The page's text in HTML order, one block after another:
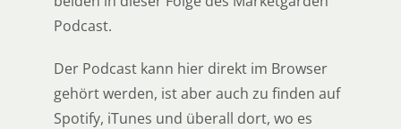
Podcast.
Der Podcast kann hier direkt im Browser
gehört werden, ist aber auch zu finden auf
Spotify, iTunes und überall dort, wo es